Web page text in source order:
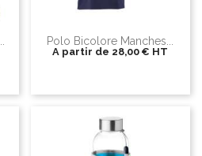
Polo Bicolore Manches...
A partir de 28,00 € HT